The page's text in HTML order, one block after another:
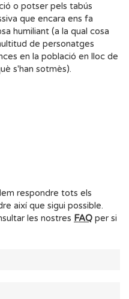
o potser pels tabús
que encara ens fa
humiliant (a la qual cosa
de personatges
en la població en lloc de
s'han sotmès).
respondre tots els
així que sigui possible.
les nostres FAQ per si